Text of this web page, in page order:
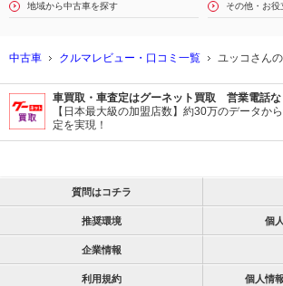
地域から中古車を探す その他・お役
中古車 クルマレビュー・口コミ一覧 ユッコさんの
車買取・車査定はグーネット買取 営業電話な
【日本最大級の加盟店数】約30万のデータか
定を実現！
質問はコチラ
推奨環境 個
企業情報
利用規約 個人情